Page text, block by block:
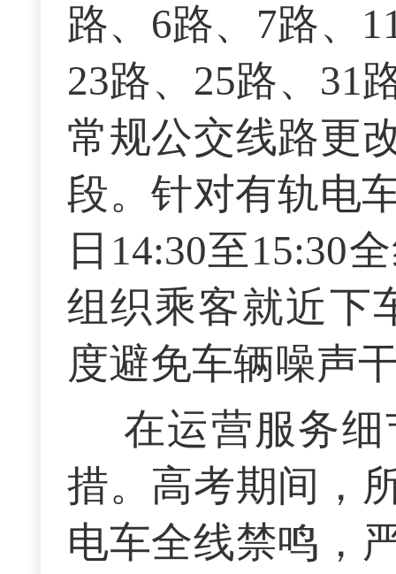
路、6路、7路、
23路、25路、31
常规公交线路更
段。针对有轨电
日14:30至15:30
组织乘客就近下
度避免车辆噪声
在运营服务
措。高考期间，
电车全线禁鸣，